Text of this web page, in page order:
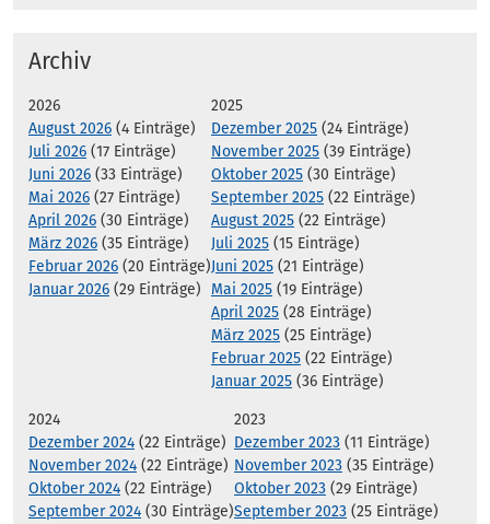
Archiv
2026
August 2026 (4 Einträge)
Juli 2026 (17 Einträge)
Juni 2026 (33 Einträge)
Mai 2026 (27 Einträge)
April 2026 (30 Einträge)
März 2026 (35 Einträge)
Februar 2026 (20 Einträge)
Januar 2026 (29 Einträge)
2025
Dezember 2025 (24 Einträge)
November 2025 (39 Einträge)
Oktober 2025 (30 Einträge)
September 2025 (22 Einträge)
August 2025 (22 Einträge)
Juli 2025 (15 Einträge)
Juni 2025 (21 Einträge)
Mai 2025 (19 Einträge)
April 2025 (28 Einträge)
März 2025 (25 Einträge)
Februar 2025 (22 Einträge)
Januar 2025 (36 Einträge)
2024
Dezember 2024 (22 Einträge)
November 2024 (22 Einträge)
Oktober 2024 (22 Einträge)
September 2024 (30 Einträge)
2023
Dezember 2023 (11 Einträge)
November 2023 (35 Einträge)
Oktober 2023 (29 Einträge)
September 2023 (25 Einträge)